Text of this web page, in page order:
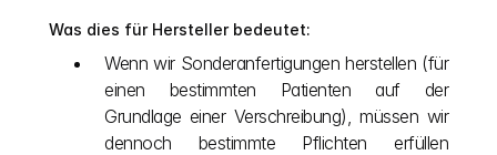
Was dies für Hersteller bedeutet:
Wenn wir Sonderanfertigungen herstellen (für
einen bestimmten Patienten auf der
Grundlage einer Verschreibung), müssen wir
dennoch bestimmte Pflichten erfüllen